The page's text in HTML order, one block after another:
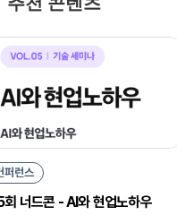
퍼런스
회 너드콘 - AI와 현업노하우